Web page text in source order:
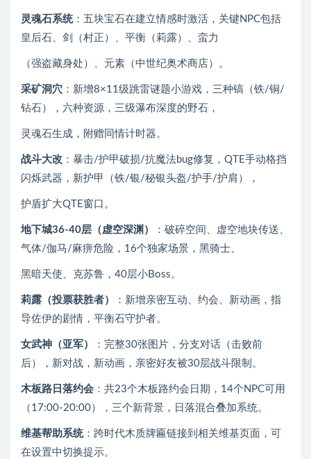
灵魂石系统：五块宝石在建立情感时激活，关键NPC包括
皇后石、剑（村正）、平衡（莉露）、蛮力
（强盗藏身处）、元素（中世纪奥术商店）。
采矿洞穴 ：新增8×11级跳雷谜题小游戏，三种镐（铁/铜/
钻石），六种资源，三级瀑布深度的野石，
灵魂石生成，附赠同情计时器。
战斗大改 ：暴击/护甲破损/抗魔法bug修复，QTE手动格挡
闪烁武器，新护甲（铁/银/秘银头盔/护手/护肩），
护盾扩大QTE窗口。
地下城36-40层（虚空深渊）
：破碎空间、虚空地块传送、
气体/伽马/麻痹危险，16个独家场景，黑骑士、
黑暗天使、克苏鲁，40层小Boss。
莉露（投票获胜者）
：新增亲密互动、约会、新动画，指
导佐伊的剧情，平衡石守护者。
女武神（亚军）
：完整30张图片，分支对话（击败前
后），新对战，新动画，亲密好友被30层战斗限制。
木板路日落约会 ：共23个木板路约会日期，14个NPC可用
（17:00-20:00），三个新背景，日落混合叠加系统。
维基帮助系统：跨时代木质牌匾链接到相关维基页面，可
在设置中切换提示。